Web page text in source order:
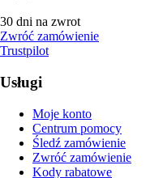
30 dni na zwrot
Zwróć zamówienie
Trustpilot
Usługi
Moje konto
Centrum pomocy
Śledź zamówienie
Zwróć zamówienie
Kody rabatowe